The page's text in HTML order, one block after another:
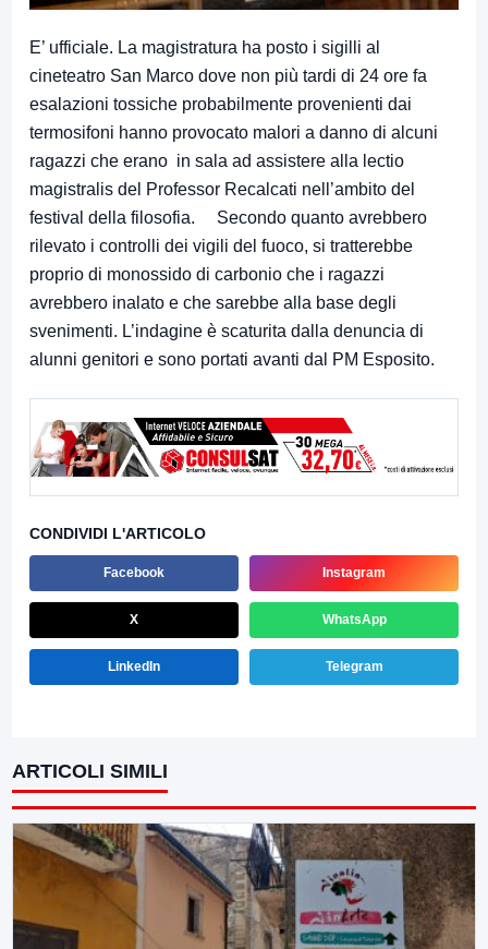
E’ ufficiale. La magistratura ha posto i sigilli al
cineteatro San Marco dove non più tardi di 24 ore fa
esalazioni tossiche probabilmente provenienti dai
termosifoni hanno provocato malori a danno di alcuni
ragazzi che erano in sala ad assistere alla lectio
magistralis del Professor Recalcati nell’ambito del
festival della filosofia. Secondo quanto avrebbero
rilevato i controlli dei vigili del fuoco, si tratterebbe
proprio di monossido di carbonio che i ragazzi
avrebbero inalato e che sarebbe alla base degli
svenimenti. L’indagine è scaturita dalla denuncia di
alunni genitori e sono portati avanti dal PM Esposito.
CONDIVIDI L'ARTICOLO
Facebook Instagram
X WhatsApp
LinkedIn Telegram
ARTICOLI SIMILI